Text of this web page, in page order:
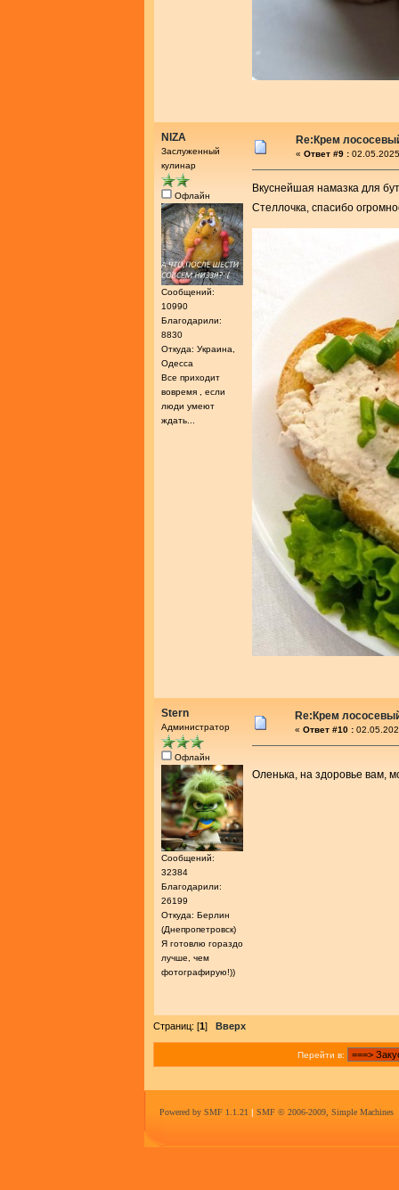
NIZA
Заслуженный
кулинар
Офлайн
Сообщений:
10990
Благодарили:
8830
Откуда: Украина,
Одесса
Все приходит
вовремя , если
люди умеют
ждать...
Re:Крем
« Ответ #9 :
Вкуснейшая намазка для
Стеллочка, спасибо
Stern
Администратор
Офлайн
Сообщений:
32384
Благодарили:
26199
Откуда: Берлин
(Днепропетровск)
Я готовлю гораздо
лучше, чем
фотографирую!))
Re:Крем
« Ответ #10 :
Оленька, на здоровье вам,
Страниц: [1] Вверх
Перейти в:
Powered by SMF 1.1.21 | SMF © 2006-2009, Simple Machines